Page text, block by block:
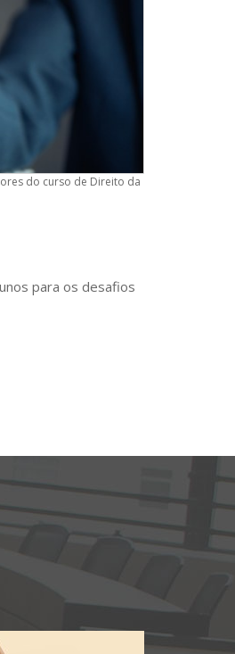
do curso de Direito da
para os desafios